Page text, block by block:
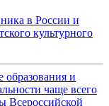
в России и
культурного